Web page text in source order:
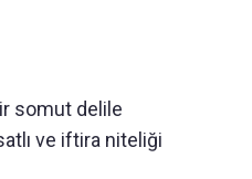
somut delile
ve iftira niteliği